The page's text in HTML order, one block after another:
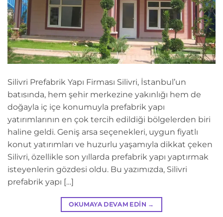
Silivri Prefabrik Yapı Firması Silivri, İstanbul’un
batısında, hem şehir merkezine yakınlığı hem de
doğayla iç içe konumuyla prefabrik yapı
yatırımlarının en çok tercih edildiği bölgelerden biri
haline geldi. Geniş arsa seçenekleri, uygun fiyatlı
konut yatırımları ve huzurlu yaşamıyla dikkat çeken
Silivri, özellikle son yıllarda prefabrik yapı yaptırmak
isteyenlerin gözdesi oldu. Bu yazımızda, Silivri
prefabrik yapı […]
OKUMAYA DEVAM EDIN →